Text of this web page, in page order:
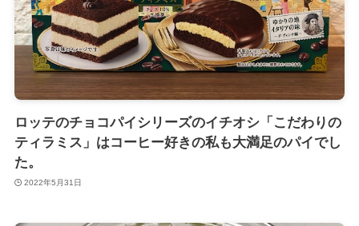
ロッテのチョコパイシリーズのイチオシ「こだわりの
ティラミス」はコーヒー好きの私も大満足のパイでし
た。
2022年5月31日